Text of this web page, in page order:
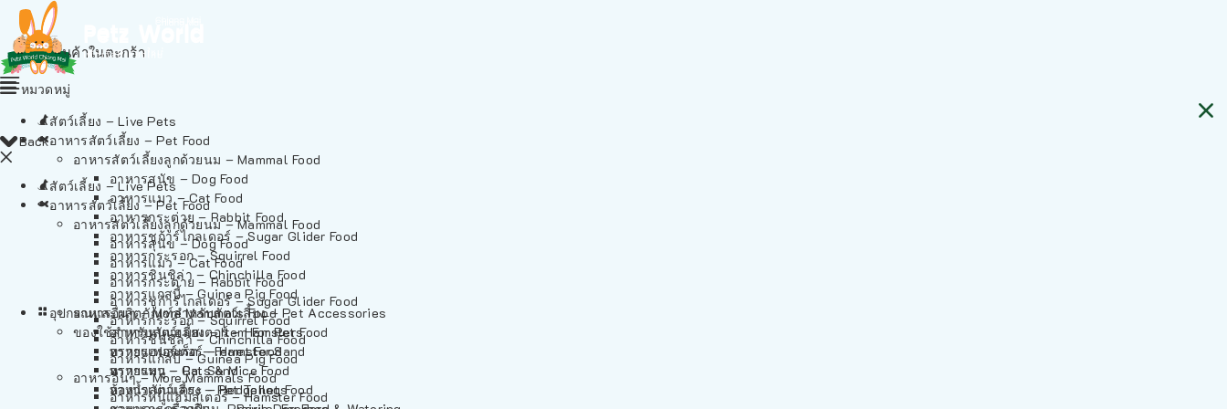
ไม่มีสินค้าในตะกร้า
Back
สัตว์เลี้ยง – Live Pets
อาหารสัตว์เลี้ยง – Pet Food
อาหารสัตว์เลี้ยงลูกด้วยนม – Mammal Food
อาหารสุนัข – Dog Food
อาหารแมว – Cat Food
อาหารกระต่าย – Rabbit Food
อาหารชูก้าร์ไกลเดอร์ – Sugar Glider Food
อาหารกระรอก – Squirrel Food
อาหารชินชิล่า – Chinchilla Food
อาหารแกสบี้ – Guinea Pig Food
อาหารอื่นๆ – More Mammals Food
อาหารหนูแฮมสเตอร์ – Hamster Food
หมวดหมู่
สัตว์เลี้ยง – Live Pets
อาหารสัตว์เลี้ยง – Pet Food
อาหารสัตว์เลี้ยงลูกด้วยนม – Mammal Food
อาหารสุนัข – Dog Food
อาหารแมว – Cat Food
อาหารกระต่าย – Rabbit Food
อาหารชูก้าร์ไกลเดอร์ – Sugar Glider Food
อาหารกระรอก – Squirrel Food
อาหารชินชิล่า – Chinchilla Food
อาหารแกสบี้ – Guinea Pig Food
อาหารอื่นๆ – More Mammals Food
อาหารหนูแฮมสเตอร์ – Hamster Food
อาหารเฟอร์เร็ต – Ferret Food
อาหารหนู – Rats & Mice Food
อาหารเม่นแคระ – Hedgehog Food
อุปกรณและผลิตภัณฑ์สำหรับสัตว์เลี้ยง – Pet Accessories
ของใช้สำหรับสัตว์เลี้ยง – Item For Pets
ทรายแฮมสเตอร์ – Hamster Sand
ทรายแมว – Cat Sand
ห้องน้ำสัตว์เลี้ยง – Pet Toilets